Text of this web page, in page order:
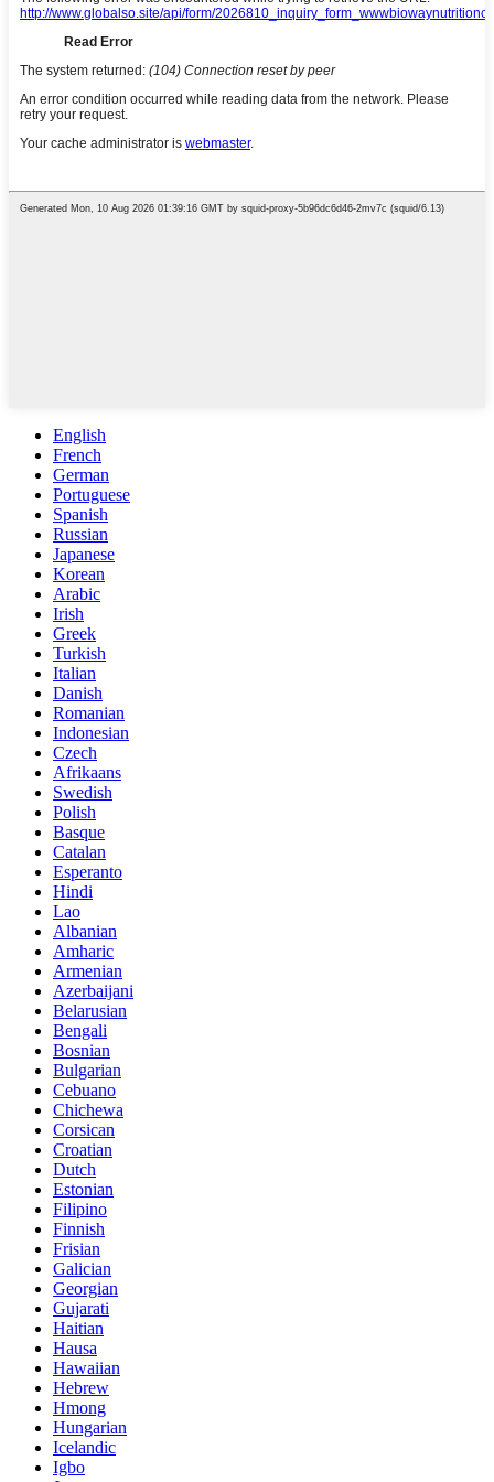
English
French
German
Portuguese
Spanish
Russian
Japanese
Korean
Arabic
Irish
Greek
Turkish
Italian
Danish
Romanian
Indonesian
Czech
Afrikaans
Swedish
Polish
Basque
Catalan
Esperanto
Hindi
Lao
Albanian
Amharic
Armenian
Azerbaijani
Belarusian
Bengali
Bosnian
Bulgarian
Cebuano
Chichewa
Corsican
Croatian
Dutch
Estonian
Filipino
Finnish
Frisian
Galician
Georgian
Gujarati
Haitian
Hausa
Hawaiian
Hebrew
Hmong
Hungarian
Icelandic
Igbo